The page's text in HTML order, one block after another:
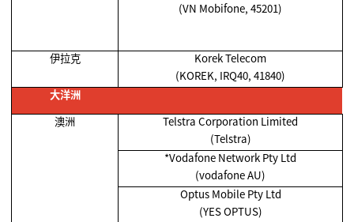
(VN Mobifone, 45201)
伊拉克
Korek Telecom
(KOREK, IRQ40, 41840)
大洋洲
澳洲
Telstra Corporation Limited
(Telstra)
*Vodafone Network Pty Ltd
(vodafone AU)
Optus Mobile Pty Ltd
(YES OPTUS)